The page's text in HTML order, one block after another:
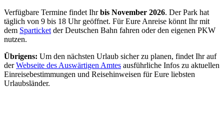
Verfügbare Termine findet Ihrbis November 2026. Der Park hat
täglich von 9 bis 18 Uhr geöffnet. Für Eure Anreise könnt Ihr mit
dem Sparticket der Deutschen Bahn fahren oder den eigenen PKW
nutzen.
Übrigens: Um den nächsten Urlaub sicher zu planen, findet Ihr auf
derWebseite des Auswärtigen Amtes ausführliche Infos zu aktuellen
Einreisebestimmungen und Reisehinweisen für Eure liebsten
Urlaubsländer.